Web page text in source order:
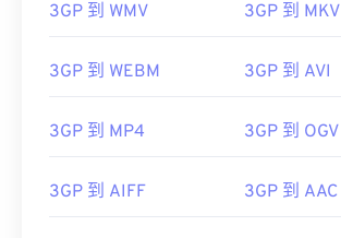
3GP 到 WMV 3GP 到 MKV
3GP 到 WEBM 3GP 到 AVI
3GP 到 MP4 3GP 到 OGV
3GP 到 AIFF 3GP 到 AAC